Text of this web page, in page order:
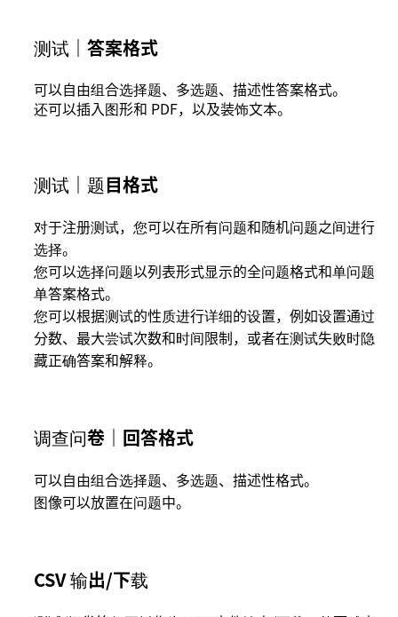
测试｜答案格式
可以自由组合选择题、多选题、描述性答案格式。
还可以插入图形和 PDF，以及装饰文本。
测试｜题目格式
对于注册测试，您可以在所有问题和随机问题之间进行
选择。
您可以选择问题以列表形式显示的全问题格式和单问题
单答案格式。
您可以根据测试的性质进行详细的设置，例如设置通过
分数、最大尝试次数和时间限制，或者在测试失败时隐
藏正确答案和解释。
调查问卷｜回答格式
可以自由组合选择题、多选题、描述性格式。
图像可以放置在问题中。
CSV 输出/下载